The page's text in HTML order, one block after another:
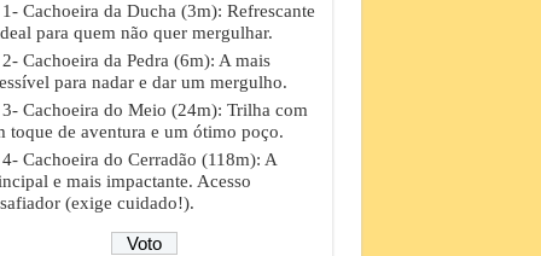
1- Cachoeira da Ducha (3m): Refrescante
para quem não quer mergulhar.
2- Cachoeira da Pedra (6m): A mais
para nadar e dar um mergulho.
3- Cachoeira do Meio (24m): Trilha com
toque de aventura e um ótimo poço.
4- Cachoeira do Cerradão (118m): A
e mais impactante. Acesso
(exige cuidado!).